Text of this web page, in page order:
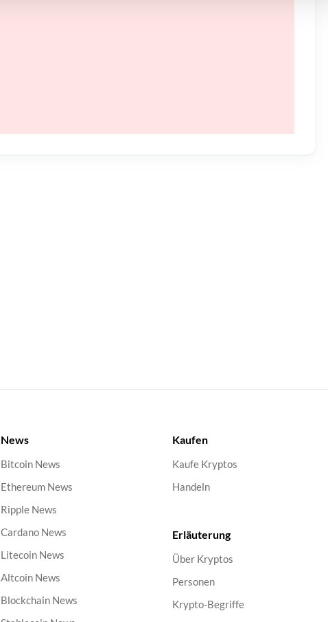
News
Bitcoin News
Ethereum News
Ripple News
Cardano News
Litecoin News
Altcoin News
Blockchain News
Kaufen
Kaufe Kryptos
Handeln
Erläuterung
Über Kryptos
Personen
Krypto-Begriffe